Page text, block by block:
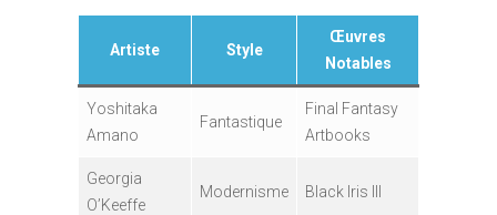
Artiste Style
Œuvres
Notables
Yoshitaka
Amano
Fantastique
Final Fantasy
Artbooks
Georgia
O’Keeffe
Modernisme Black Iris III